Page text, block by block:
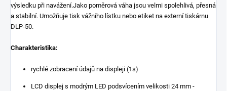
výsledku při navážení.Jako poměrová váha jsou velmi spolehlivá, přesná
a stabilní. Umožňuje tisk vážního lístku nebo etiket na externí tiskárnu
DLP-50.
Charakteristika:
rychlé zobracení údajů na displeji (1s)
LCD displej s modrým LED podsvícením velikosti 24 mm -